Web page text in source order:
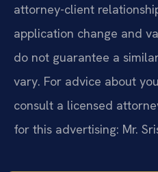
attorney-client
application change and
do not guarantee a
vary. For advice about
consult a licensed
for this advertising: Mr.